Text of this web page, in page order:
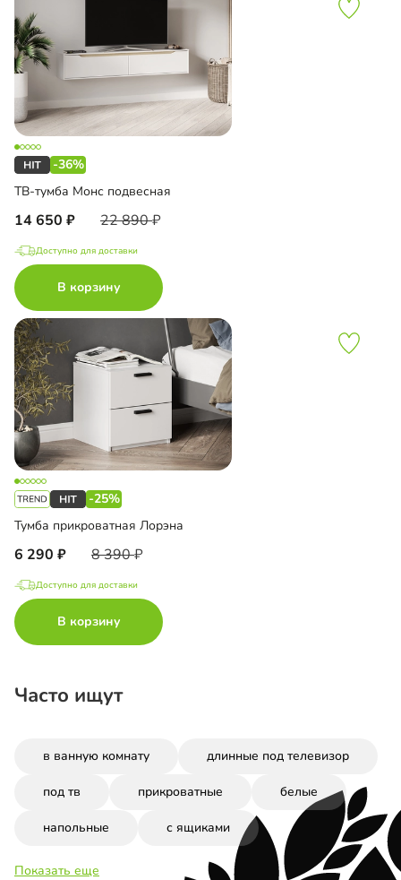
-36%
ТВ-тумба Монс подвесная
14 650 22 890
Доступно для доставки
В корзину
-25%
Тумба прикроватная Лорэна
6 290 8 390
Доступно для доставки
В корзину
Часто ищут
в ванную комнату длинные под телевизор
под тв прикроватные белые
напольные с ящиками
Показать еще